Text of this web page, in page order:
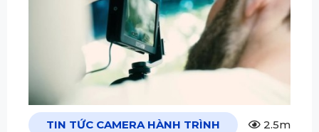
TIN TỨC CAMERA HÀNH TRÌNH 2.5m